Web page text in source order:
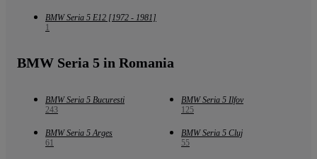
BMW Seria 5 E12 [1972 - 1981]
1
BMW Seria 5 in Romania
BMW Seria 5 Bucuresti
243
BMW Seria 5 Ilfov
125
BMW Seria 5 Arges
61
BMW Seria 5 Cluj
55